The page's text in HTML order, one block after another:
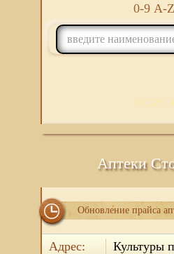
0-9 A-Z
Аптеки
Обновление прайса
Адрес:
Культуры